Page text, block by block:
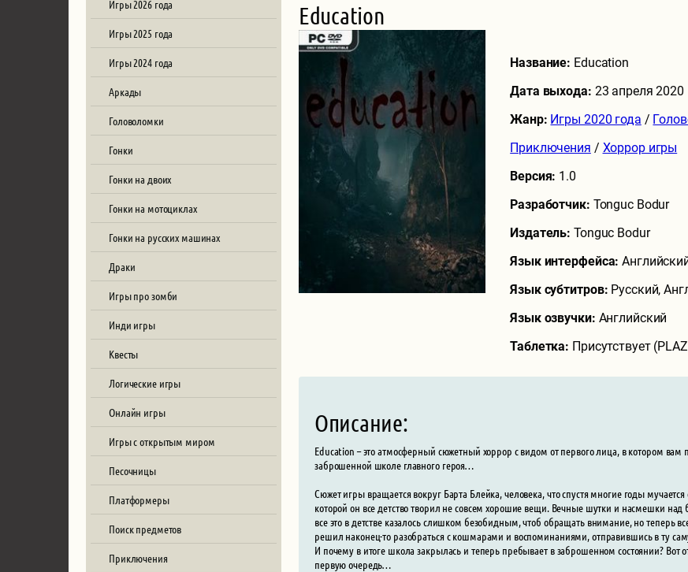
Игры 2026 года
Игры 2025 года
Игры 2024 года
Аркады
Головоломки
Гонки
Гонки на двоих
Гонки на мотоциклах
Гонки на русских машинах
Драки
Игры про зомби
Инди игры
Квесты
Логические игры
Онлайн игры
Игры с открытым миром
Песочницы
Платформеры
Поиск предметов
Приключения
Education
Название: Education
Дата выхода: 23 апреля 2020
Жанр: Игры 2020 года /
Приключения / Хоррор игры
Версия: 1.0
Разработчик: Tonguc Bodur
Издатель: Tonguc Bodur
Язык интерфейса:
Язык субтитров: Русский,
Язык озвучки: Английский
Таблетка: Присутствует
Описание:
Education – это атмосферный сюжетный хоррор с видом от первого лица, в котором вам
заброшенной школе главного героя…
Сюжет игры вращается вокруг Барта Блейка, человека, что спустя многие годы
которой он все детство творил не совсем хорошие вещи. Вечные шутки и насмешки
все это в детстве казалось слишком безобидным, чтоб обращать внимание, но теперь
решил наконец-то разобраться с кошмарами и воспоминаниями, отправившись в ту
И почему в итоге школа закрылась и теперь пребывает в заброшенном состоянии? Вот
первую очередь…